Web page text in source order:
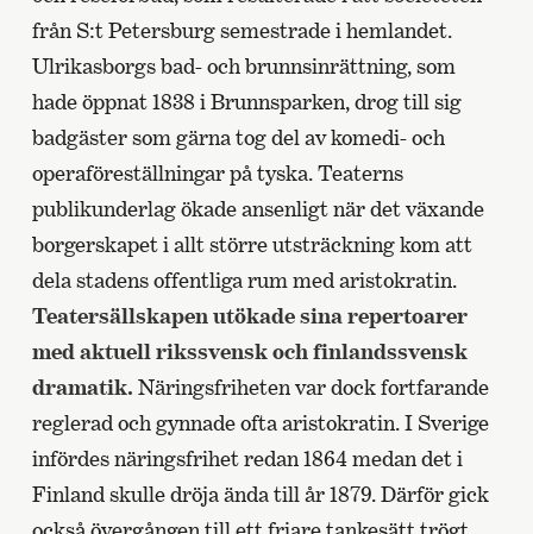
från S:t Petersburg semestrade i hemlandet.
Ulrikasborgs bad- och brunnsinrättning, som
hade öppnat 1838 i Brunnsparken, drog till sig
badgäster som gärna tog del av komedi- och
operaföreställningar på tyska. Teaterns
publikunderlag ökade ansenligt när det växande
borgerskapet i allt större utsträckning kom att
dela stadens offentliga rum med aristokratin.
Teatersällskapen utökade sina repertoarer
med aktuell rikssvensk och finlandssvensk
dramatik. Näringsfriheten var dock fortfarande
reglerad och gynnade ofta aristokratin. I Sverige
infördes näringsfrihet redan 1864 medan det i
Finland skulle dröja ända till år 1879. Därför gick